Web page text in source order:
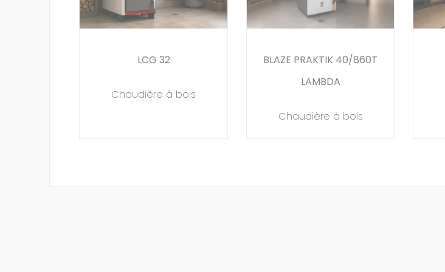
LCG 32
Chaudière à bois
BLAZE PRAKTIK 40/860T
LAMBDA
Chaudière à bois